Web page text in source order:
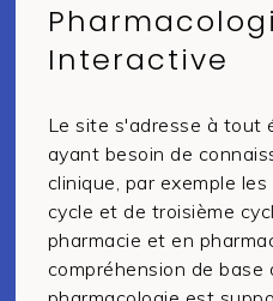
Interactive
Le site s'adresse à tout
ayant besoin de
clinique, par exemple
cycle et de troisième
pharmacie et en
compréhension de base